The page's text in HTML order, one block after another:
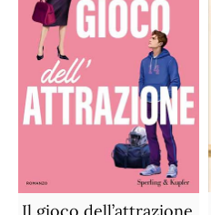
Il gioco dell’attrazione